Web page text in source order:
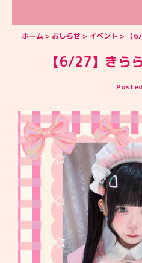
ホーム おしらせ イベント 【
【6/27】きら